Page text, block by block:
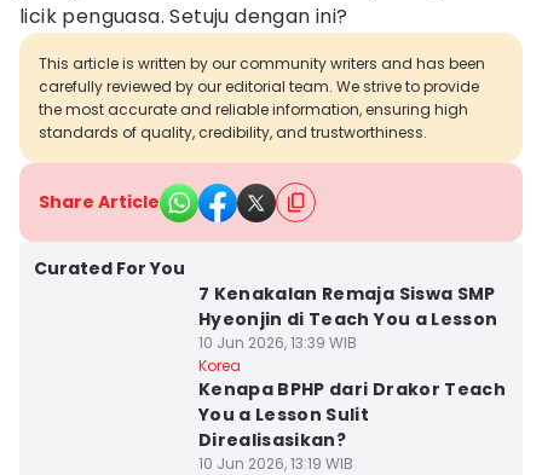
licik penguasa. Setuju dengan ini?
This article is written by our community writers and has been
carefully reviewed by our editorial team. We strive to provide
the most accurate and reliable information, ensuring high
standards of quality, credibility, and trustworthiness.
Share Article
Curated For You
7 Kenakalan Remaja Siswa SMP
Hyeonjin di Teach You a Lesson
10 Jun 2026, 13:39 WIB
Korea
Kenapa BPHP dari Drakor Teach
You a Lesson Sulit
Direalisasikan?
10 Jun 2026, 13:19 WIB